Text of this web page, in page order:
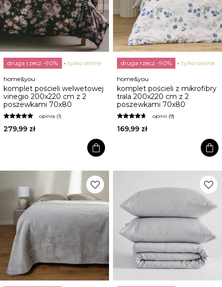
druga rzecz -90% tylko online
home&you
komplet pościeli welwetowej
vinegio 200x220 cm z 2
poszewkami 70x80
opinia (1)
279,99 zł
shopping_bag
druga rzecz -90% tylko online
home&you
komplet pościeli z mikrofibry
trala 200x220 cm z 2
poszewkami 70x80
opinii (9)
169,99 zł
shopping_bag
favorite favorite